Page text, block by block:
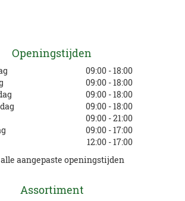
Openingstijden
09:00 - 18:00
09:00 - 18:00
09:00 - 18:00
09:00 - 18:00
09:00 - 21:00
09:00 - 17:00
12:00 - 17:00
aangepaste openingstijden
Assortiment